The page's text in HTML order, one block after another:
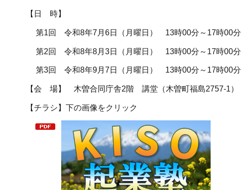
【日 時】
第1回 令和8年7月6日（月曜日） 13時00分～17時00分
第2回 令和8年8月3日（月曜日） 13時00分～17時00分
第3回 令和8年9月7日（月曜日） 13時00分～17時00分
【会 場】 木曽合同庁舎2階 講堂（木曽町福島2757-1）
【チラシ】下の画像をクリック